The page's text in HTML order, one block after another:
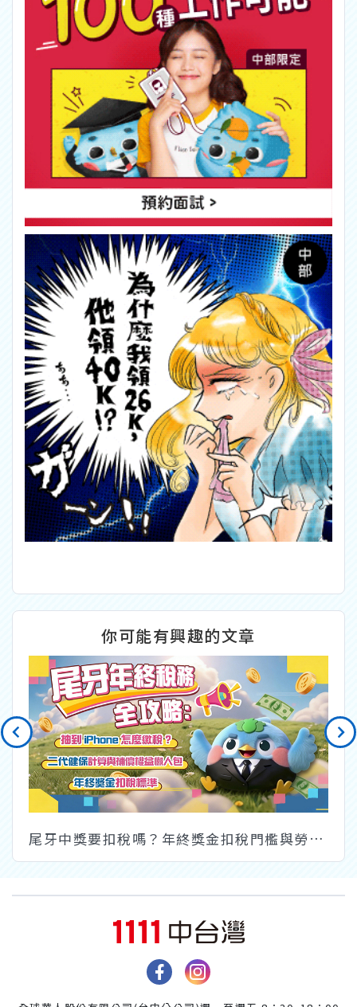
你可能有興趣的文章
尾牙中獎要扣稅嗎？年終獎金扣稅門檻與勞基法補償攻略